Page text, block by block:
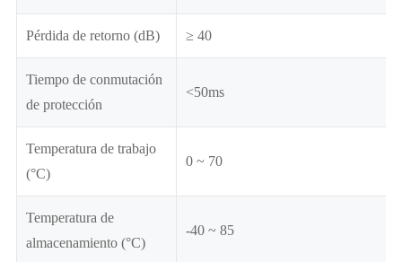
Pérdida de retorno (dB) ≥ 40
Tiempo de conmutación
de protección
<50ms
Temperatura de trabajo
(°C)
0 ~ 70
Temperatura de
almacenamiento (°C)
-40 ~ 85